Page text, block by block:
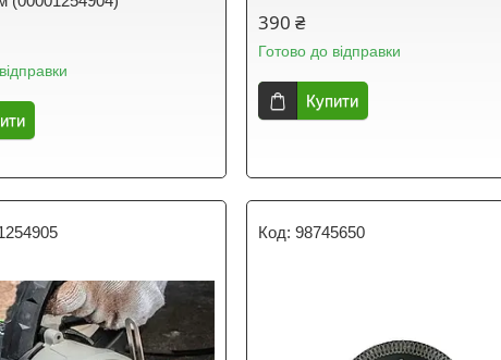
390 ₴
Готово до відправки
Купити
98745650